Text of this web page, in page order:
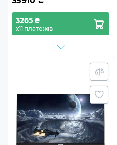
3265 ₴
х11 платежів